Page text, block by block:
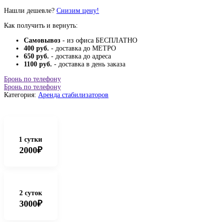
Нашли дешевле? Снизим цену!
Как получить и вернуть:
Самовывоз - из офиса БЕСПЛАТНО
400 руб. - доставка до МЕТРО
650 руб. - доставка до адреса
1100 руб. - доставка в день заказа
Бронь по телефону
Бронь по телефону
Категория: Аренда стабилизаторов
1 сутки
2000₽
2 суток
3000₽